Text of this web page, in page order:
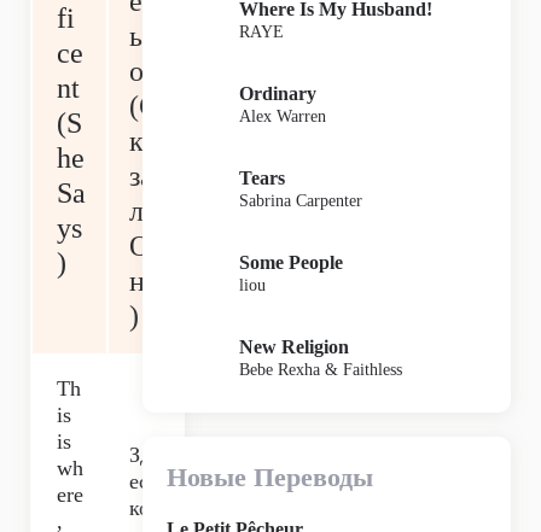
fi
ce
nt
(S
he
Sa
ys
)
ьн
о
(С
ка
за
ла
О
на
)
Th
is
is
wh
ere
,
Зд
есь
ко
Where Is My Husband!
RAYE
Ordinary
Alex Warren
Tears
Sabrina Carpenter
Some People
liou
New Religion
Bebe Rexha & Faithless
Новые Переводы